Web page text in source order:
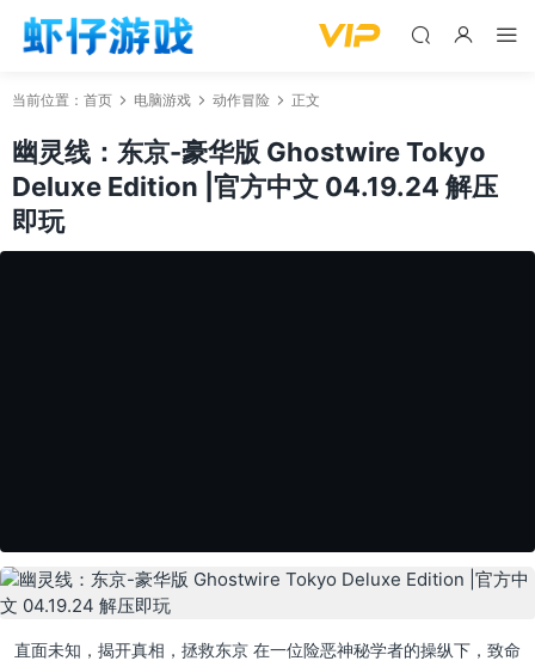
当前位置： 首页 电脑游戏 动作冒险 正文
幽灵线：东京-豪华版 Ghostwire Tokyo
Deluxe Edition |官方中文 04.19.24 解压
即玩
直面未知，揭开真相，拯救东京 在一位险恶神秘学者的操纵下，致命